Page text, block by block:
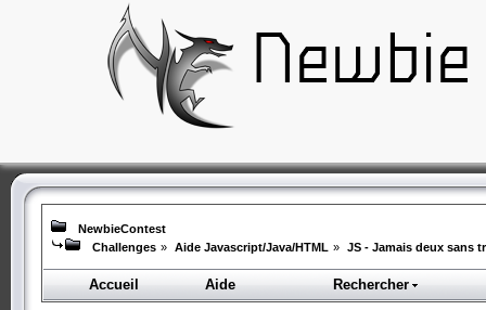
NewbieContest
Challenges » Aide Javascript/Java/HTML » JS - Jamais deux sans
Accueil Aide Rechercher